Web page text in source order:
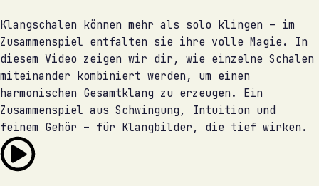
Klangschalen können mehr als solo klingen – im
Zusammenspiel entfalten sie ihre volle Magie. In
diesem Video zeigen wir dir, wie einzelne Schalen
miteinander kombiniert werden, um einen
harmonischen Gesamtklang zu erzeugen. Ein
Zusammenspiel aus Schwingung, Intuition und
feinem Gehör – für Klangbilder, die tief wirken.